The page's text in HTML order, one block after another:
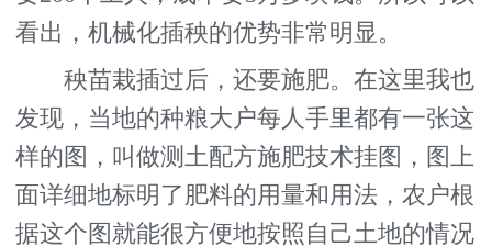
看出，机械化插秧的优势非常明显。
秧苗栽插过后，还要施肥。在这里我也
发现，当地的种粮大户每人手里都有一张这
样的图，叫做测土配方施肥技术挂图，图上
面详细地标明了肥料的用量和用法，农户根
据这个图就能很方便地按照自己土地的情况